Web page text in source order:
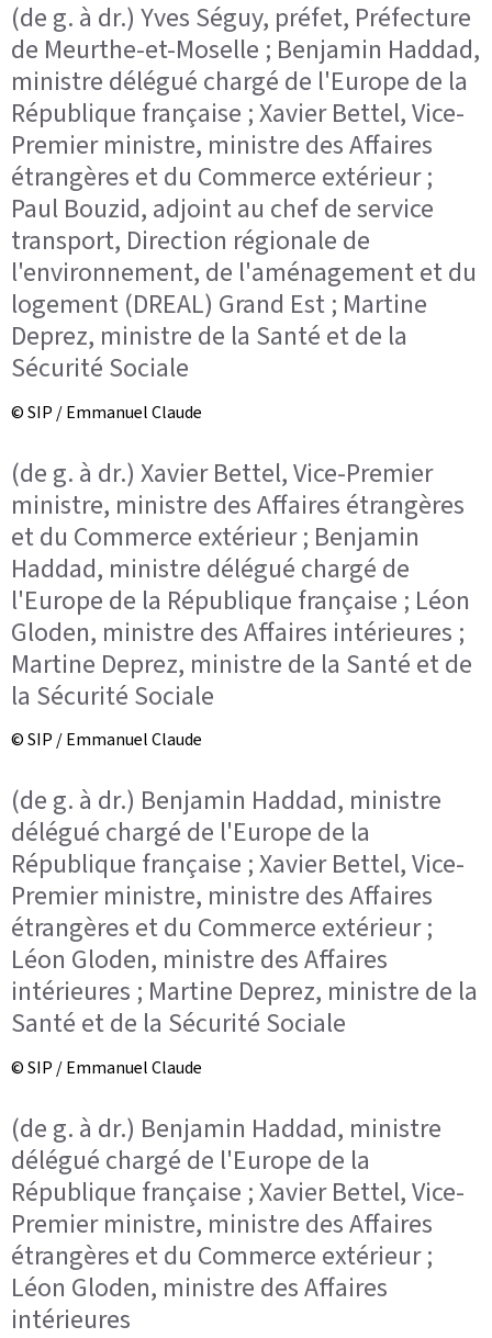
(de g. à dr.) Yves Séguy, préfet, Préfecture
de Meurthe-et-Moselle ; Benjamin Haddad,
ministre délégué chargé de l'Europe de la
République française ; Xavier Bettel, Vice-
Premier ministre, ministre des Affaires
étrangères et du Commerce extérieur ;
Paul Bouzid, adjoint au chef de service
transport, Direction régionale de
l'environnement, de l'aménagement et du
logement (DREAL) Grand Est ; Martine
Deprez, ministre de la Santé et de la
Sécurité Sociale
© SIP / Emmanuel Claude
(de g. à dr.) Xavier Bettel, Vice-Premier
ministre, ministre des Affaires étrangères
et du Commerce extérieur ; Benjamin
Haddad, ministre délégué chargé de
l'Europe de la République française ; Léon
Gloden, ministre des Affaires intérieures ;
Martine Deprez, ministre de la Santé et de
la Sécurité Sociale
© SIP / Emmanuel Claude
(de g. à dr.) Benjamin Haddad, ministre
délégué chargé de l'Europe de la
République française ; Xavier Bettel, Vice-
Premier ministre, ministre des Affaires
étrangères et du Commerce extérieur ;
Léon Gloden, ministre des Affaires
intérieures ; Martine Deprez, ministre de la
Santé et de la Sécurité Sociale
© SIP / Emmanuel Claude
(de g. à dr.) Benjamin Haddad, ministre
délégué chargé de l'Europe de la
République française ; Xavier Bettel, Vice-
Premier ministre, ministre des Affaires
étrangères et du Commerce extérieur ;
Léon Gloden, ministre des Affaires
intérieures